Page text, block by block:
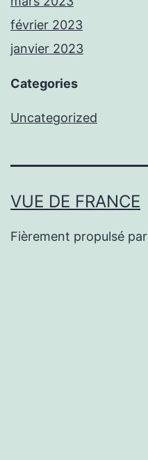
février 2023
janvier 2023
Categories
Uncategorized
VUE DE FRANCE
Fièrement propulsé par